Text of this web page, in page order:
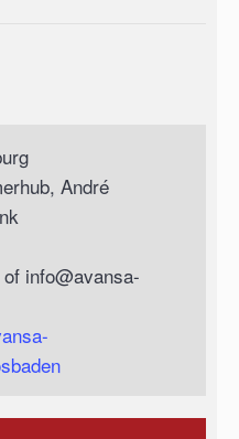
André
info@avansa-